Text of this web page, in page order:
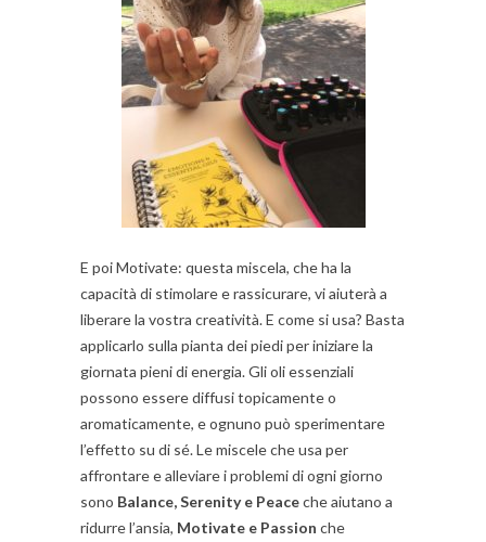
E poi Motivate: questa miscela, che ha la
capacità di stimolare e rassicurare, vi aiuterà a
liberare la vostra creatività. E come si usa? Basta
applicarlo sulla pianta dei piedi per iniziare la
giornata pieni di energia. Gli oli essenziali
possono essere diffusi topicamente o
aromaticamente, e ognuno può sperimentare
l’effetto su di sé. Le miscele che usa per
affrontare e alleviare i problemi di ogni giorno
sono Balance, Serenity e Peaceche aiutano a
ridurre l’ansia, Motivate e Passion che